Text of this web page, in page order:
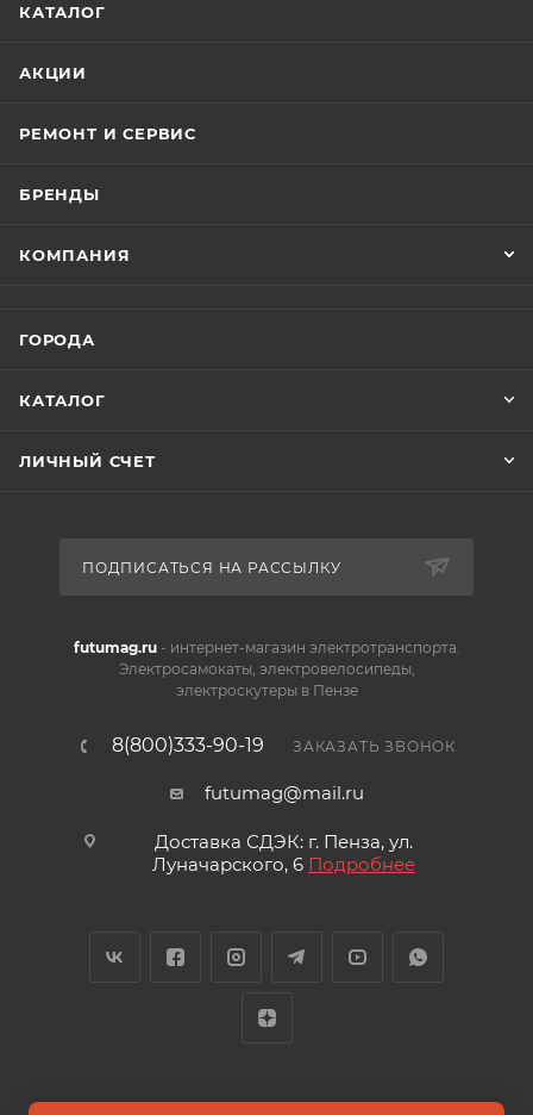
КАТАЛОГ
АКЦИИ
РЕМОНТ И СЕРВИС
БРЕНДЫ
КОМПАНИЯ
ГОРОДА
КАТАЛОГ
ЛИЧНЫЙ СЧЕТ
ПОДПИСАТЬСЯ НА РАССЫЛКУ
futumag.ru- интернет-магазин электротранспорта.
Электросамокаты, электровелосипеды,
электроскутеры в Пензе
8(800)333-90-19 ЗАКАЗАТЬ ЗВОНОК
futumag@mail.ru
Доставка СДЭК: г. Пенза, ул.
Луначарского, 6 Подробнее
2026 © FUTUMAG.RU